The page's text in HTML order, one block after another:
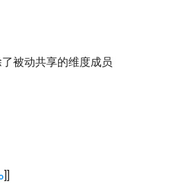
被动共享的维度成员
]]